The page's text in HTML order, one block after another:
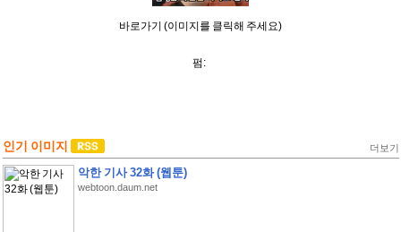
바로가기 (이미지를 클릭해 주세요)
펌:
인기 이미지 더보기
악한 기사 32화 (웹툰)
webtoon.daum.net